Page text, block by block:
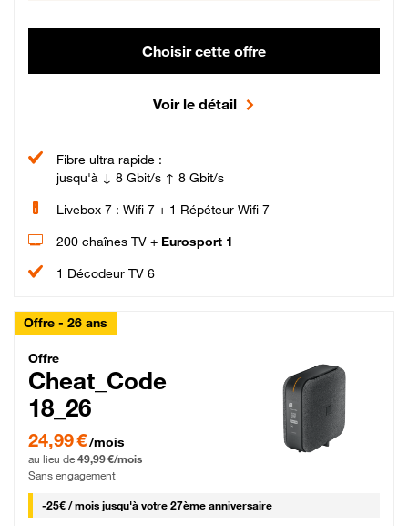
Choisir cette offre
Voir le détail
Fibre ultra rapide :
jusqu'à ↓ 8 Gbit/s ↑ 8 Gbit/s
Livebox 7 : Wifi 7 + 1 Répéteur Wifi 7
200 chaînes TV + Eurosport 1
1 Décodeur TV 6
Offre - 26 ans
Cheat_Code Fibre_18_26
Offre
Cheat_Code
18_26
24,99 € par mois pendant 0 mois puis 49,99 € par mois, Sans engagement
24,99 €/mois
au lieu de 49,99 €/mois
Sans engagement
-25€ / mois25 € par mois
jusqu'à votre 27ème anniversaire